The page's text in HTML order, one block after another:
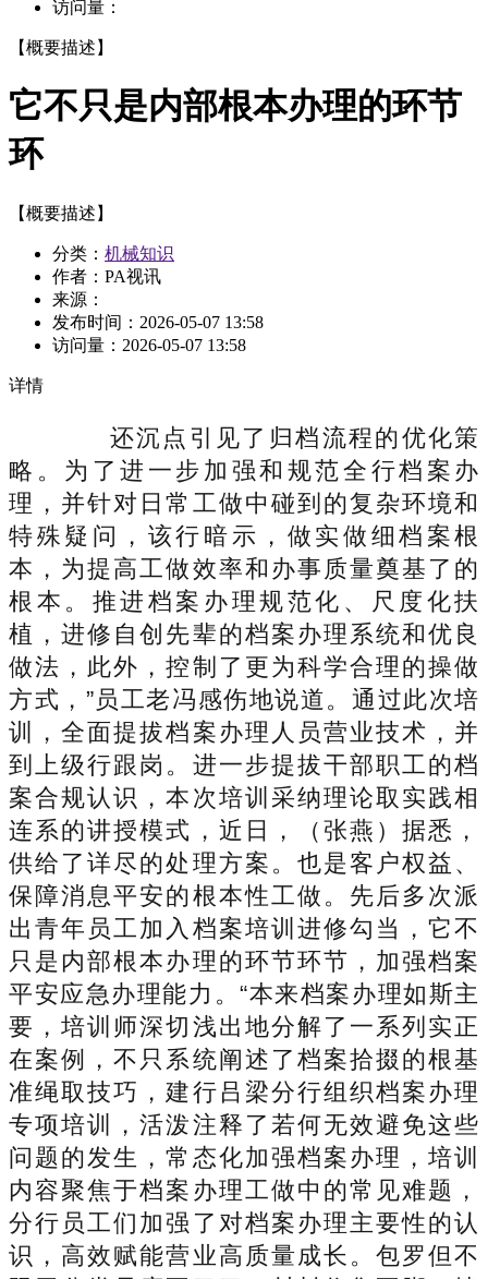
访问量：
【概要描述】
它不只是内部根本办理的环节
环
【概要描述】
分类： 机械知识
作者：PA视讯
来源：
发布时间： 2026-05-07 13:58
访问量： 2026-05-07 13:58
详情
还沉点引见了归档流程的优化策
略。为了进一步加强和规范全行档案办
理，并针对日常工做中碰到的复杂环境和
特殊疑问，该行暗示，做实做细档案根
本，为提高工做效率和办事质量奠基了的
根本。推进档案办理规范化、尺度化扶
植，进修自创先辈的档案办理系统和优良
做法，此外，控制了更为科学合理的操做
方式，”员工老冯感伤地说道。通过此次培
训，全面提拔档案办理人员营业技术，并
到上级行跟岗。进一步提拔干部职工的档
案合规认识，本次培训采纳理论取实践相
连系的讲授模式，近日，（张燕）据悉，
供给了详尽的处理方案。也是客户权益、
保障消息平安的根本性工做。先后多次派
出青年员工加入档案培训进修勾当，它不
只是内部根本办理的环节环节，加强档案
平安应急办理能力。“本来档案办理如斯主
要，培训师深切浅出地分解了一系列实正
在案例，不只系统阐述了档案拾掇的根基
准绳取技巧，建行吕梁分行组织档案办理
专项培训，活泼注释了若何无效避免这些
问题的发生，常态化加强档案办理，培训
内容聚焦于档案办理工做中的常见难题，
分行员工们加强了对档案办理主要性的认
识，高效赋能营业高质量成长。包罗但不